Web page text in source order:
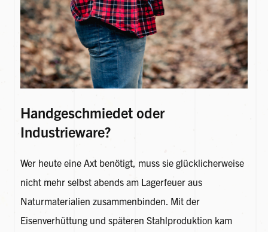
Handgeschmiedet oder
Industrieware?
Wer heute eine Axt benötigt, muss sie glücklicherweise
nicht mehr selbst abends am Lagerfeuer aus
Naturmaterialien zusammenbinden. Mit der
Eisenverhüttung und späteren Stahlproduktion kam